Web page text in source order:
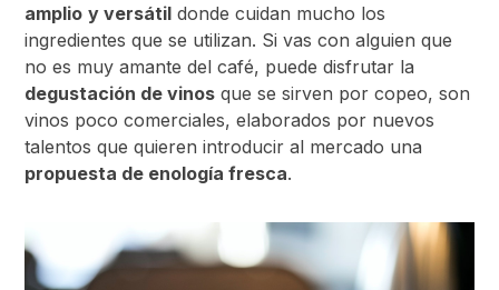
amplio y versátil donde cuidan mucho los
ingredientes que se utilizan. Si vas con alguien que
no es muy amante del café, puede disfrutar la
degustación de vinos que se sirven por copeo, son
vinos poco comerciales, elaborados por nuevos
talentos que quieren introducir al mercado una
propuesta de enología fresca.